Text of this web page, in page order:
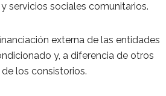
servicios sociales comunitarios.
externa de las entidades
y, a diferencia de otros
los consistorios.